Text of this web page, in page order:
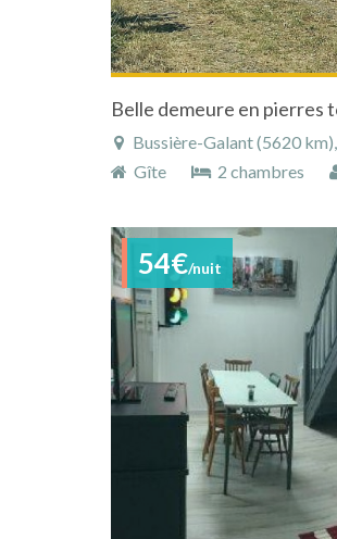
Belle demeure en pierres
Bussière-Galant (5620
Gîte
2 chambres
54€/nuit